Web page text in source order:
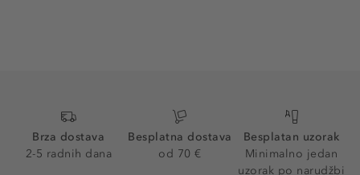
Brza dostava
2-5 radnih dana
Besplatna dostava
od 70 €
Besplatan uzorak
Minimalno jedan
uzorak po narudžbi